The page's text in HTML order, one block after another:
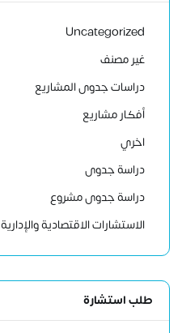
Uncategorized
غير مصنف
دراسات جدوى المشاريع
أفكار مشاريع
اخري
دراسة جدوى
دراسة جدوى مشروع
الاستشارات الاقتصادية والإدارية
طلب استشارة